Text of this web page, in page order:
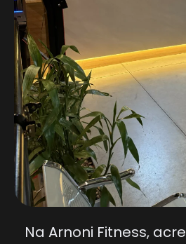
Na Arnoni Fitness,